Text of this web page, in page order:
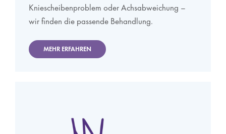
Kniescheibenproblem oder Achsabweichung –
wir finden die passende Behandlung.
MEHR ERFAHREN